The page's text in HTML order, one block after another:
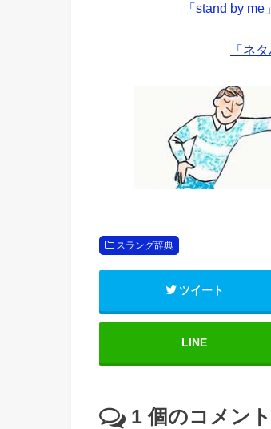
「stand by
「ネ
スラング辞典
ツイート
LINE
1 個のコメント